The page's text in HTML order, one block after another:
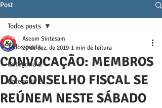
Post
Todos posts
Categoria 1
Categoria 2
Todos posts
CONVOCAÇÃO: MEMBROS
DO CONSELHO FISCAL SE
REÚNEM NESTE SÁBADO
Ascom Sintesam
20 de dez. de 2019 1 min de leitura